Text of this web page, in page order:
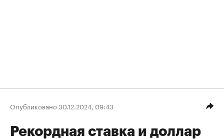
Опубликовано 30.12.2024, 09:43
Рекордная ставка и доллар